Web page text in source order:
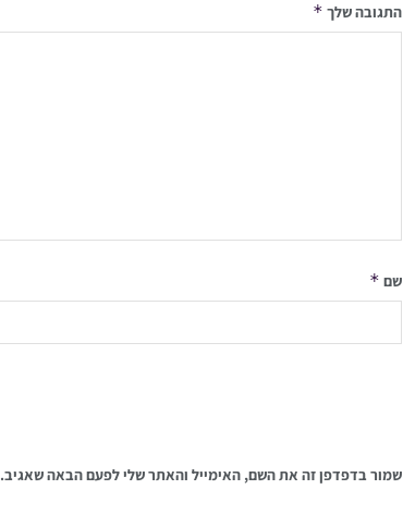
התגובה שלך *
שם *
שמור בדפדפן זה את השם, האימייל והאתר שלי לפעם הבאה שאגיב.